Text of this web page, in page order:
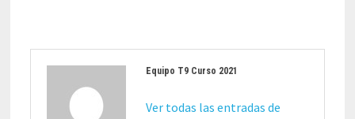
Equipo T9 Curso 2021
Ver todas las entradas de